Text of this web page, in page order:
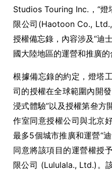
Studios Touring Inc.，“燈
限公司(Haotoon Co.,
授權備忘錄，內容涉及“迪
國大陸地區的運營和推廣的
根據備忘錄的約定，燈塔
司的授權在全球範圍內開
浸式體驗”以及授權第叄方
作室同意授權公司與北京
最多5個城市推廣和運營“
同意將該項目的運營權授
限公司 (Lululala., Ltd.)。